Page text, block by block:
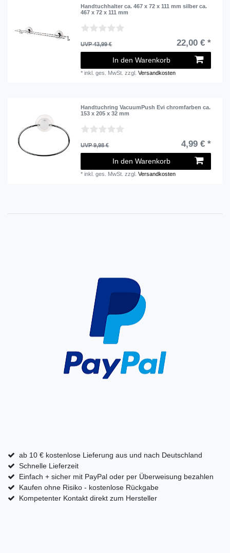
Handtuchhalter ca. 467 x 72 x 111 mm silber ca.
467 x 72 x 111 mm
UVP 43,99 € 22,00 € *
In den Warenkorb
*inkl. ges. MwSt. zzgl.Versandkosten
Handtuchring VacuumPush Evi chromfarben ca.
153 x 205 x 32 mm
UVP 9,98 € 4,99 € *
In den Warenkorb
*inkl. ges. MwSt. zzgl.Versandkosten
ab 10 € kostenlose Lieferung aus und nach Deutschland
Schnelle Lieferzeit
Einfach + sicher mit PayPal oder per Überweisung bezahlen
Kaufen ohne Risiko - kostenlose Rückgabe
Kompetenter Kontakt direkt zum Hersteller